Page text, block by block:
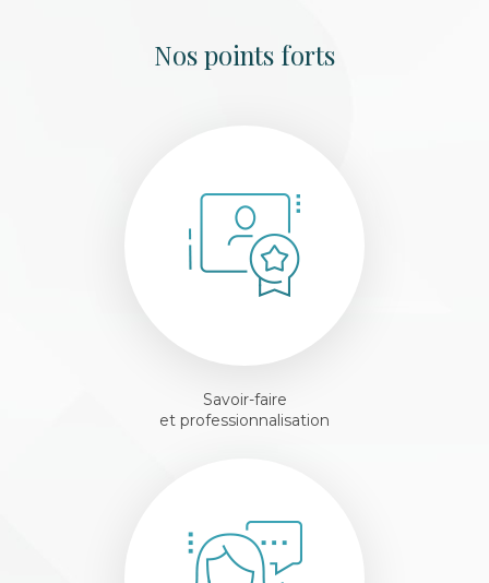
Nos points forts
Savoir-faire
et professionnalisation